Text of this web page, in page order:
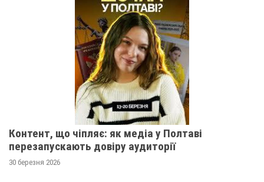
Контент, що чіпляє: як медіа у Полтаві
перезапускають довіру аудиторії
30 березня 2026